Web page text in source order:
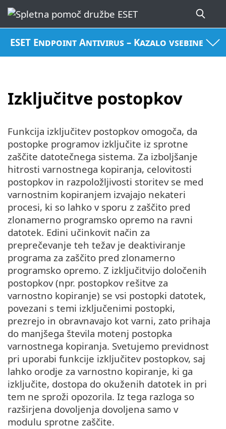
ESET Endpoint Antivirus – Kazalo vsebine
Izključitve postopkov
Funkcija izključitev postopkov omogoča, da
postopke programov izključite iz sprotne
zaščite datotečnega sistema. Za izboljšanje
hitrosti varnostnega kopiranja, celovitosti
postopkov in razpoložljivosti storitev se med
varnostnim kopiranjem izvajajo nekateri
procesi, ki so lahko v sporu z zaščito pred
zlonamerno programsko opremo na ravni
datotek. Edini učinkovit način za
preprečevanje teh težav je deaktiviranje
programa za zaščito pred zlonamerno
programsko opremo. Z izključitvijo določenih
postopkov (npr. postopkov rešitve za
varnostno kopiranje) se vsi postopki datotek,
povezani s temi izključenimi postopki,
prezrejo in obravnavajo kot varni, zato prihaja
do manjšega števila motenj postopka
varnostnega kopiranja. Svetujemo previdnost
pri uporabi funkcije izključitev postopkov, saj
lahko orodje za varnostno kopiranje, ki ga
izključite, dostopa do okuženih datotek in pri
tem ne sproži opozorila. Iz tega razloga so
razširjena dovoljenja dovoljena samo v
modulu sprotne zaščite.